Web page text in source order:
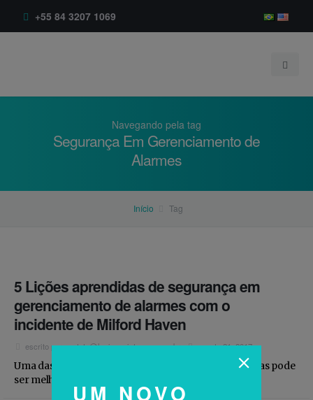
+55 84 3207 1069
Empresa
Clientes
Estamos contratando
Blog
Navegando pela tag
Segurança Em Gerenciamento de
Alarmes
Início Tag
5 Lições aprendidas de segurança em
gerenciamento de alarmes com o
incidente de Milford Haven
escrito porcontato@logiquesistemas.com.br agosto 21, 2017
Uma das melhores formas de aprender é errando, mas pode
ser melhor se for a partir dos erros dos outros....
UM NOVO